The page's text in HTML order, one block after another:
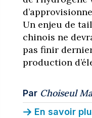
Un enjeu de
chinois ne
pas finir
production
Par Choiseul
En savoir